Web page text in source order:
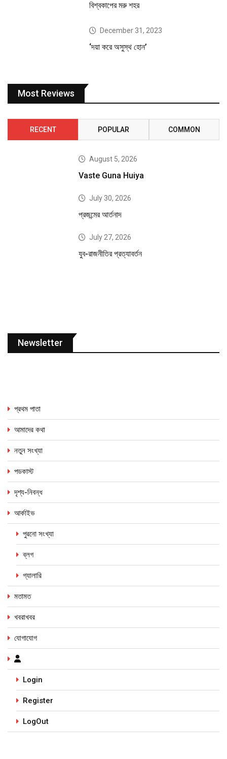
বিশ্বকাপের মরু শহর
December 31, 2023
‘দয়া করে অসুস্থ হোন’
Most Reviews
RECENT POPULAR COMMON
August 5, 2026
Vaste Guna Huiya
July 30, 2026
প্রজন্মের আর্তনাদ
July 27, 2026
যুব-রাজনীতির প্রত্যাবর্তন
Newsletter
প্রথম পাতা
আমাদের কথা
নতুন সংখ্যা
পডকাস্ট
দৃশ্য-নিবন্ধ
আর্কাইভ
পুরনো সংখ্যা
ব্লগ
গ্যালারি
মতামত
খবরাখবর
যোগাযোগ
Login
Register
LogOut